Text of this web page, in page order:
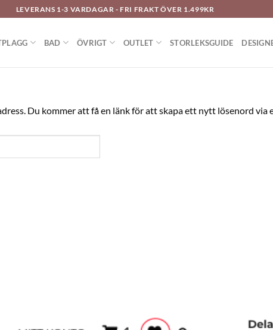
LEVERANS 1-3 VARDAGAR - FRI FRAKT ÖVER 1.499KR
BAD ÖVRIGT OUTLET STORLEKSGUIDE
Du kommer att få en länk för att skapa ett nytt lösenord via